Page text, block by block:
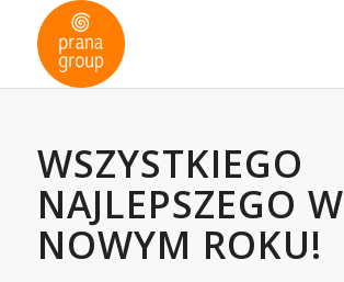
WSZYSTKIEGO
NAJLEPSZEGO W
NOWYM ROKU!